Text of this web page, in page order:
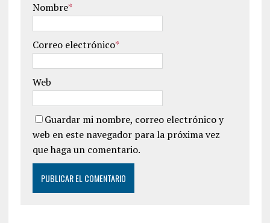
Nombre*
Correo electrónico*
Web
Guardar mi nombre, correo electrónico y
web en este navegador para la próxima vez
que haga un comentario.